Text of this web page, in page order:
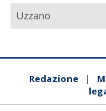
Uzzano
Redazione |